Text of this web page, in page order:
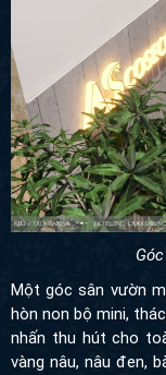
Một góc sân vườn
hòn non bộ mini,
nhấn thu hút cho
vàng nâu, nâu đen,